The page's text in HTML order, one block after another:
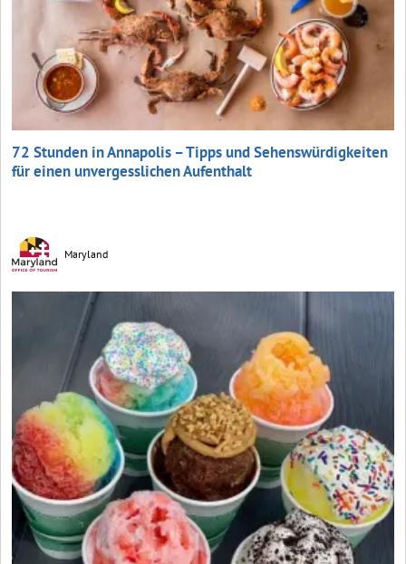
72 Stunden in Annapolis – Tipps und Sehenswürdigkeiten
für einen unvergesslichen Aufenthalt
Maryland